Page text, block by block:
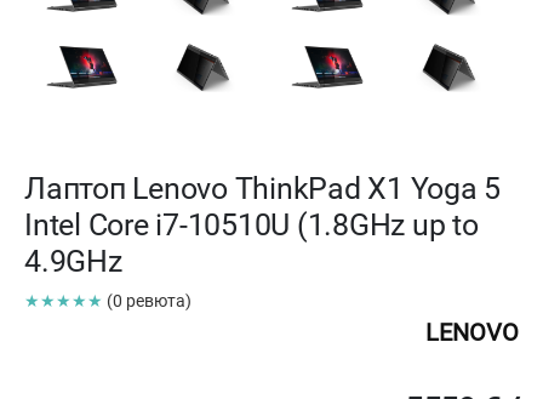
Лаптоп Lenovo ThinkPad X1 Yoga 5
Intel Core i7-10510U (1.8GHz up to
4.9GHz
★★★★★ (0 ревюта)
LENOVO